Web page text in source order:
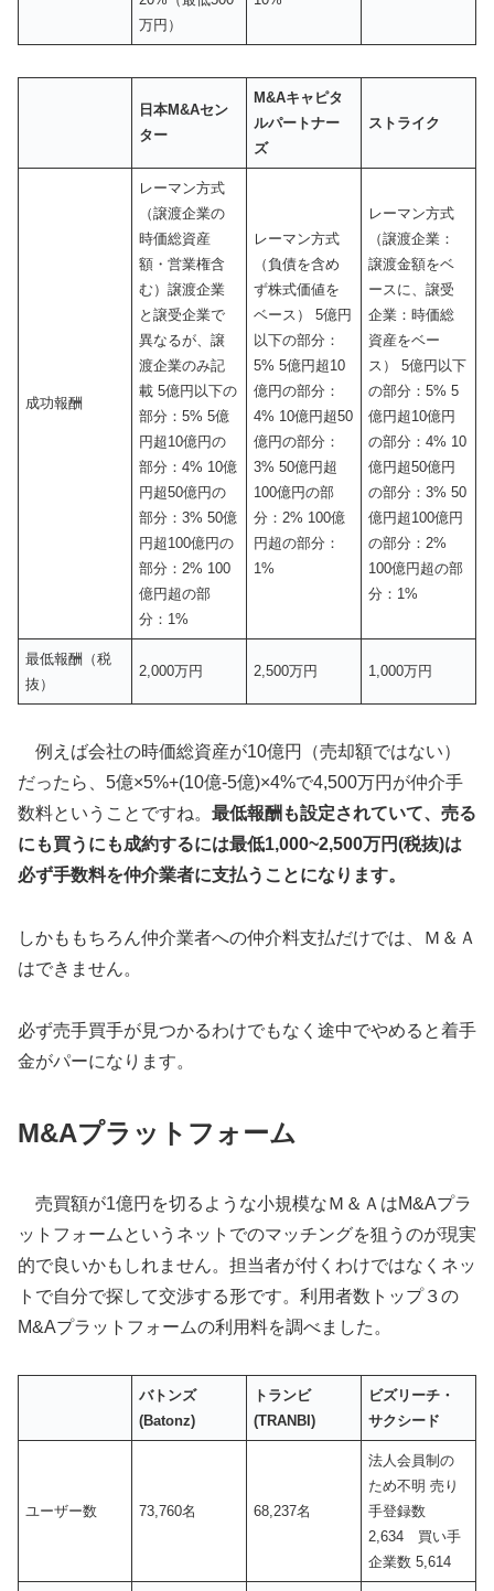
万円）
日本M&Aセン
ター
M&Aキャピタ
ルパートナー
ズ
ストライク
成功報酬
レーマン方式
（譲渡企業の
時価総資産
額・営業権含
む）譲渡企業
と譲受企業で
異なるが、譲
渡企業のみ記
載 5億円以下の
部分：5% 5億
円超10億円の
部分：4% 10億
円超50億円の
部分：3% 50億
円超100億円の
部分：2% 100
億円超の部
分：1%
レーマン方式
（負債を含め
ず株式価値を
ベース） 5億円
以下の部分：
5% 5億円超10
億円の部分：
4% 10億円超50
億円の部分：
3% 50億円超
100億円の部
分：2% 100億
円超の部分：
1%
レーマン方式
（譲渡企業：
譲渡金額をベ
ースに、譲受
企業：時価総
資産をベー
ス） 5億円以下
の部分：5% 5
億円超10億円
の部分：4% 10
億円超50億円
の部分：3% 50
億円超100億円
の部分：2%
100億円超の部
分：1%
最低報酬（税
抜）
2,000万円 2,500万円 1,000万円
例えば会社の時価総資産が10億円（売却額ではない）
だったら、5億×5%+(10億-5億)×4%で4,500万円が仲介手
数料ということですね。 最低報酬も設定されていて、売る
にも買うにも成約するには最低1,000~2,500万円(税抜)は
必ず手数料を仲介業者に支払うことになります。
しかももちろん仲介業者への仲介料支払だけでは、Ｍ＆Ａ
はできません。
必ず売手買手が見つかるわけでもなく途中でやめると着手
金がパーになります。
M&Aプラットフォーム
売買額が1億円を切るような小規模なＭ＆ＡはM&Aプラ
ットフォームというネットでのマッチングを狙うのが現実
的で良いかもしれません。担当者が付くわけではなくネッ
トで自分で探して交渉する形です。利用者数トップ３の
M&Aプラットフォームの利用料を調べました。
バトンズ
(Batonz)
トランビ
(TRANBI)
ビズリーチ・
サクシード
ユーザー数 73,760名 68,237名
法人会員制の
ため不明 売り
手登録数
2,634 買い手
企業数 5,614